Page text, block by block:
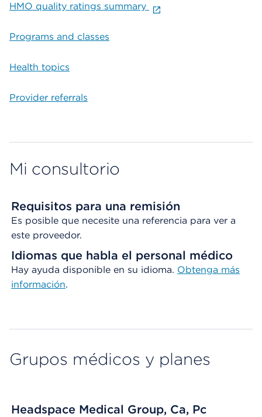
HMO quality ratings summary
Programs and classes
Health topics
Provider referrals
Mi consultorio
Requisitos para una remisión
Es posible que necesite una referencia para ver a
este proveedor.
Idiomas que habla el personal médico
Hay ayuda disponible en su idioma. Obtenga más
información.
Grupos médicos y planes
Headspace Medical Group, Ca, Pc